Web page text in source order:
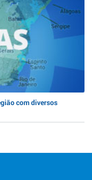
com diversos